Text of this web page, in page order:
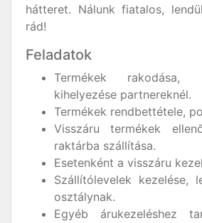
hátteret. Nálunk fiatalos,
rád!
Feladatok
Termékek rakodása,
kihelyezése partnereknél.
Termékek rendbettétele,
Visszáru termékek
raktárba szállítása.
Esetenként a visszáru
Szállítólevelek kezelése,
osztálynak.
Egyéb árukezeléshez